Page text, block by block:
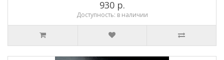
930 р.
Доступность: в наличии